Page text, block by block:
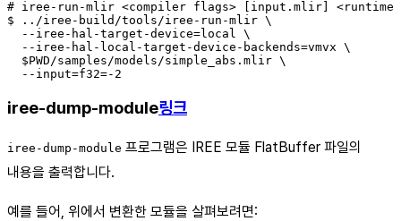
# iree-run-mlir <compiler flags> [input.mlir] <runtime
$ ../iree-build/tools/iree-run-mlir \
  --iree-hal-target-device=local \
  --iree-hal-local-target-device-backends=vmvx \
  $PWD/samples/models/simple_abs.mlir \
iree-dump-module링크
iree-dump-module 프로그램은 IREE 모듈 FlatBuffer 파일의
내용을 출력합니다.
예를 들어, 위에서 변환한 모듈을 살펴보려면: